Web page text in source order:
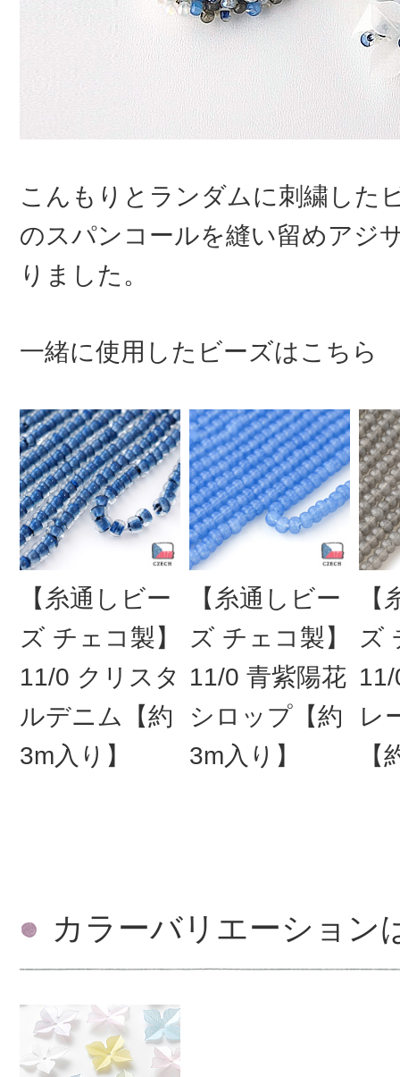
こんもりとランダムに刺繍した
のスパンコールを縫い留めアジ
りました。
一緒に使用したビーズはこちら
【糸通しビー
ズ チェコ製】
11/0 クリスタ
ルデニム【約
3m入り】
【糸通しビー
ズ チェコ製】
11/0 青紫陽花
シロップ【約
3m入り】
ズ
レ
カラーバリエーション